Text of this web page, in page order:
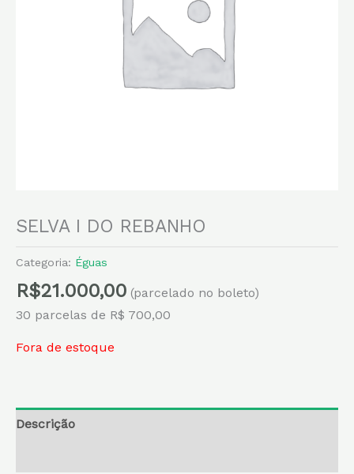
SELVA I DO REBANHO
Categoria: Éguas
R$21.000,00 (parcelado no boleto)
30 parcelas de R$ 700,00
Fora de estoque
Descrição